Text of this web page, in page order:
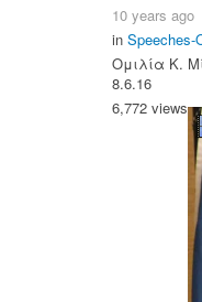
10 years ago
in Speeches-
Ομιλία Κ.
8.6.16
6,772 views